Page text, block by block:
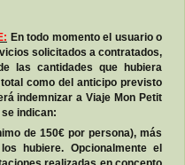
En todo momento el usuario o
solicitados a contratados,
las cantidades que hubiera
como del anticipo previsto
indemnizar a Viaje Mon Petit
indican:
de 150€ por persona), más
hubiere. Opcionalmente el